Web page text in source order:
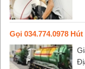
Gọi 034.774.0978